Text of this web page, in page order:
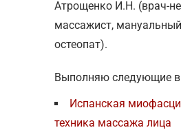
Атрощенко И.Н. (врач-
массажист, мануальный
остеопат).
Выполняю следующие
Испанская
техника массажа лица